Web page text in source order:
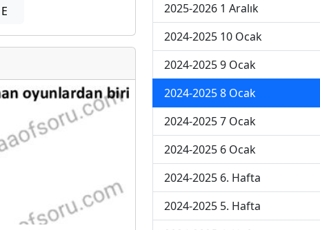
E
2025-2026 1 Aralık
2024-2025 10 Ocak
2024-2025 9 Ocak
2024-2025 8 Ocak
2024-2025 7 Ocak
2024-2025 6 Ocak
2024-2025 6. Hafta
2024-2025 5. Hafta